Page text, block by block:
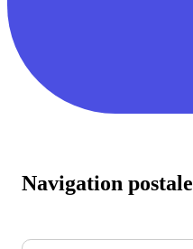
Navigation postale